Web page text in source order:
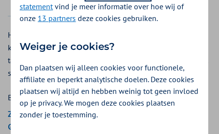
2025 2026
Heeft u een tactiel leesapparaat nodig? Bij Zilveren Kruis
krijgt u een vergoeding voor een tactiel leesapparaat. Een
tactiel leesapparaat zet geschreven tekst om in braille zodat
slechtziende en blinde mensen ze toch kunnen lezen.
Bekijk de vergoedingen van:
ZieZo
Gemeenten Optimaal
statementvind je meer informatie over hoe wij of
onze 13 partners deze cookies gebruiken.
Weiger je cookies?
Dan plaatsen wij alleen cookies voor functionele,
affiliate en beperkt analytische doelen. Deze cookies
plaatsen wij altijd en hebben weinig tot geen invloed
op je privacy. We mogen deze cookies plaatsen
zonder je toestemming.